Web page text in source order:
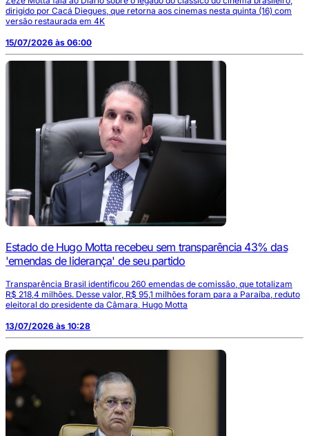
dirigido por Cacá Diegues, que retorna aos cinemas nesta quinta (16) com
versão restaurada em 4K
15/07/2026 às 06:00
Estado de Hugo Motta recebeu sem transparência 43% das
'emendas de liderança' de seu partido
Transparência Brasil identificou 260 emendas de comissão, que totalizam
R$ 218,4 milhões. Desse valor, R$ 95,1 milhões foram para a Paraíba, reduto
eleitoral do presidente da Câmara, Hugo Motta
13/07/2026 às 10:28